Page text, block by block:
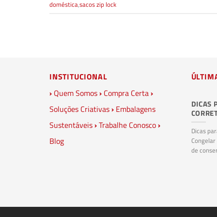
doméstica,sacos zip lock
INSTITUCIONAL
› Quem Somos› Compra Certa›
Soluções Criativas› Embalagens
Sustentáveis›Trabalhe Conosco›
Blog
DICAS
Dicas
de